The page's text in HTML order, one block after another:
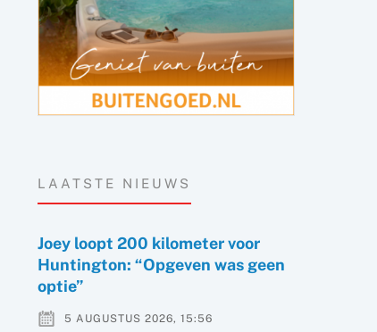
LAATSTE NIEUWS
Joey loopt 200 kilometer voor
Huntington: “Opgeven was geen
optie”
5 AUGUSTUS 2026, 15:56